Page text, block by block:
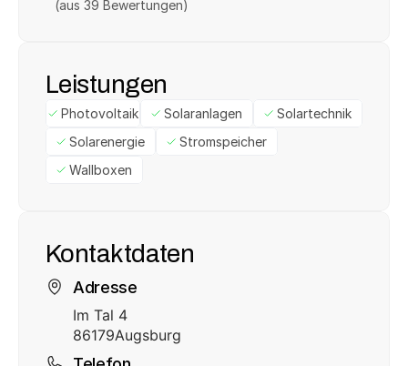
(aus 39 Bewertungen)
Leistungen
Photovoltaik Solaranlagen
Solartechnik
Solarenergie
Stromspeicher
Wallboxen
Kontaktdaten
Adresse
Im Tal 4
86179Augsburg